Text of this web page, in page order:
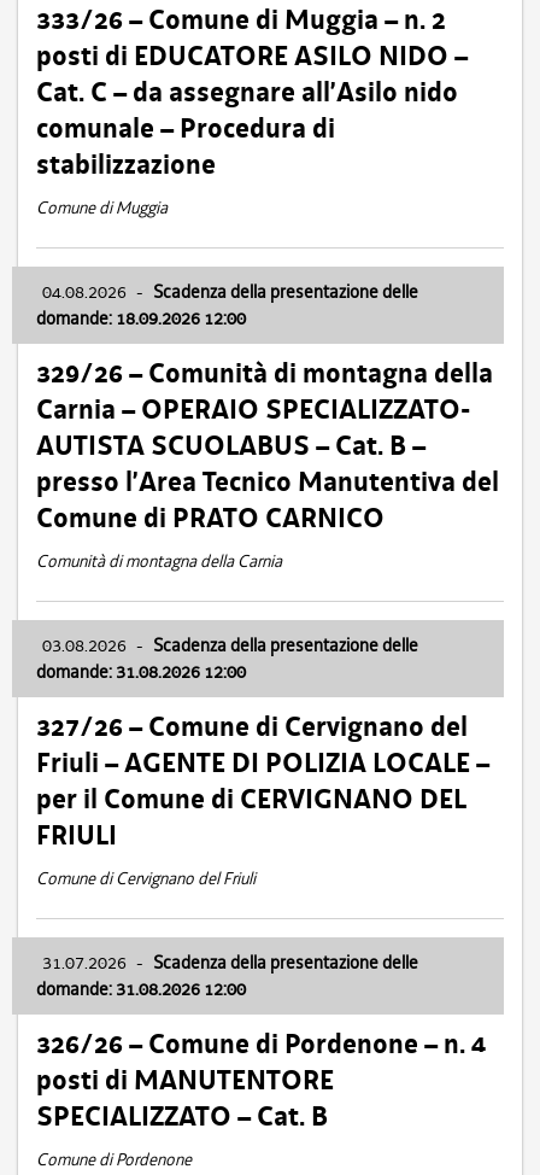
333/26 – Comune di Muggia – n. 2
posti di EDUCATORE ASILO NIDO –
Cat. C – da assegnare all’Asilo nido
comunale – Procedura di
stabilizzazione
Comune di Muggia
04.08.2026 - Scadenza della presentazione delle
domande: 18.09.2026 12:00
329/26 – Comunità di montagna della
Carnia – OPERAIO SPECIALIZZATO-
AUTISTA SCUOLABUS – Cat. B –
presso l’Area Tecnico Manutentiva del
Comune di PRATO CARNICO
Comunità di montagna della Carnia
03.08.2026 - Scadenza della presentazione delle
domande: 31.08.2026 12:00
327/26 – Comune di Cervignano del
Friuli – AGENTE DI POLIZIA LOCALE –
per il Comune di CERVIGNANO DEL
FRIULI
Comune di Cervignano del Friuli
31.07.2026 - Scadenza della presentazione delle
domande: 31.08.2026 12:00
326/26 – Comune di Pordenone – n. 4
posti di MANUTENTORE
SPECIALIZZATO – Cat. B
Comune di Pordenone